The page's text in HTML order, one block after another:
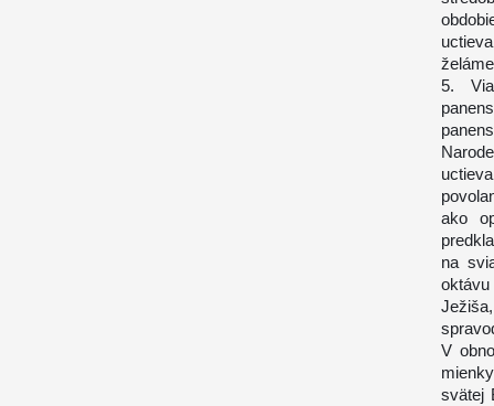
5.
ako
na
V
svätej